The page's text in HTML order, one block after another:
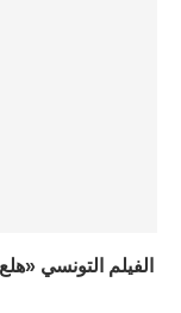
الفيلم التونسي